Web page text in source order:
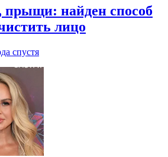
найден способ
лицо
спустя